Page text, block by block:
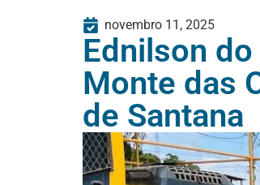
novembro 11, 2025
Ednilson
Monte das
de Santana